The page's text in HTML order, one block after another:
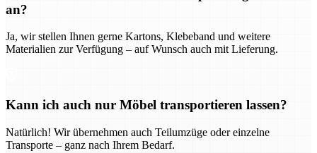
an?
Ja, wir stellen Ihnen gerne Kartons, Klebeband und weitere
Materialien zur Verfügung – auf Wunsch auch mit Lieferung.
Kann ich auch nur Möbel transportieren lassen?
Natürlich! Wir übernehmen auch Teilumzüge oder einzelne
Transporte – ganz nach Ihrem Bedarf.